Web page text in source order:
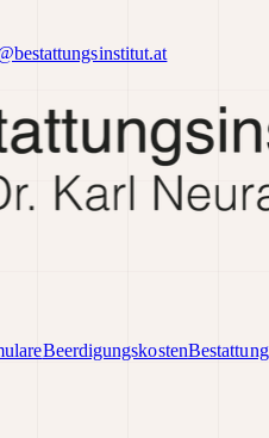
Beerdigungskosten